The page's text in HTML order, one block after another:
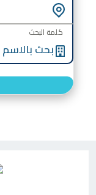
كلمة البحث